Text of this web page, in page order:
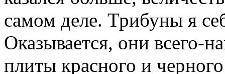
самом деле. Трибуны я
Оказывается, они всего-
плиты красного и